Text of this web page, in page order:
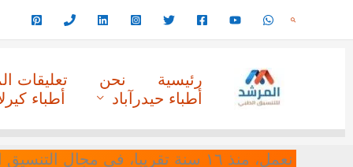
البحث
رئيسية نحن
تعليقات
أطباء حيدرآباد
أطباء
نعمل، منذ ١٦ سنة تقريبا، في